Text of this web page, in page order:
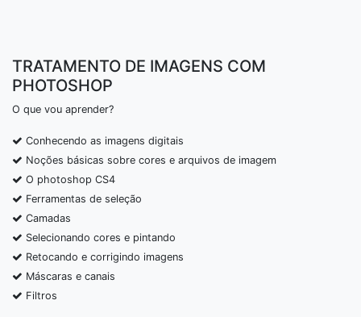
TRATAMENTO DE IMAGENS COM
PHOTOSHOP
O que vou aprender?
Conhecendo as imagens digitais
Noções básicas sobre cores e arquivos de imagem
O photoshop CS4
Ferramentas de seleção
Camadas
Selecionando cores e pintando
Retocando e corrigindo imagens
Máscaras e canais
Filtros